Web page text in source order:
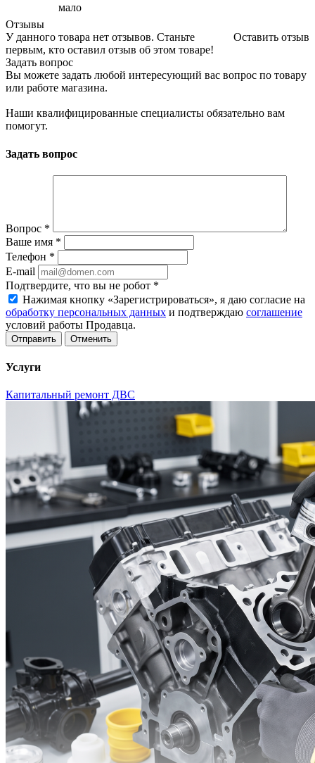
мало
Отзывы
Оставить отзыв
У данного товара нет отзывов. Станьте
первым, кто оставил отзыв об этом товаре!
Задать вопрос
Вы можете задать любой интересующий вас вопрос по товару
или работе магазина.
Наши квалифицированные специалисты обязательно вам
помогут.
Задать вопрос
Вопрос *
Ваше имя *
Телефон *
E-mail
Подтвердите, что вы не робот *
Нажимая кнопку «Зарегистрироваться», я даю согласие на
обработку персональных данных и подтверждаю соглашение
условий работы Продавца.
Отменить
Услуги
Капитальный ремонт ДВС